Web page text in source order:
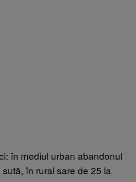
în mediul urban abandonul
în rural sare de 25 la